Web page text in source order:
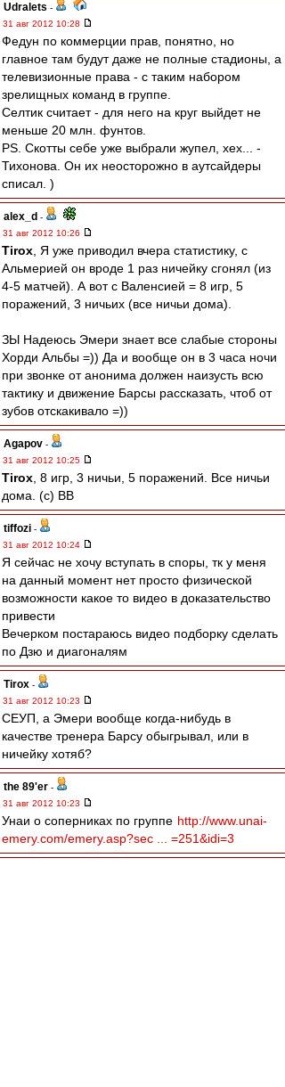
Udralets -
31 авг 2012 10:28
Федун по коммерции прав, понятно, но
главное там будут даже не полные стадионы, а
телевизионные права - с таким набором
зрелищных команд в группе.
Селтик считает - для него на круг выйдет не
меньше 20 млн. фунтов.
PS. Скотты себе уже выбрали жупел, хех... -
Тихонова. Он их неосторожно в аутсайдеры
списал. )
alex_d -
31 авг 2012 10:26
Tirox , Я уже приводил вчера статистику, с
Альмерией он вроде 1 раз ничейку сгонял (из
4-5 матчей). А вот с Валенсией = 8 игр, 5
поражений, 3 ничьих (все ничьи дома).
ЗЫ Надеюсь Эмери знает все слабые стороны
Хорди Альбы =)) Да и вообще он в 3 часа ночи
при звонке от анонима должен наизусть всю
тактику и движение Барсы рассказать, чтоб от
зубов отскакивало =))
Agapov -
31 авг 2012 10:25
Tirox , 8 игр, 3 ничьи, 5 поражений. Все ничьи
дома. (с) ВВ
tiffozi -
31 авг 2012 10:24
Я сейчас не хочу вступать в споры, тк у меня
на данный момент нет просто физической
возможности какое то видео в доказательство
привести
Вечерком постараюсь видео подборку сделать
по Дзю и диагоналям
Tirox -
31 авг 2012 10:23
СЕУП, а Эмери вообще когда-нибудь в
качестве тренера Барсу обыгрывал, или в
ничейку хотяб?
the 89'er -
31 авг 2012 10:23
Унаи о соперниках по группе http://www.unai-
emery.com/emery.asp?sec ... =251&idi=3